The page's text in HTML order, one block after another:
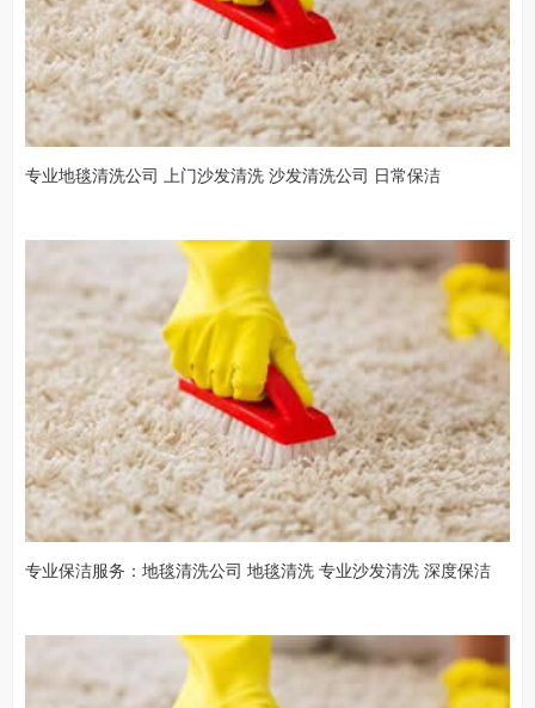
专业地毯清洗公司 上门沙发清洗 沙发清洗公司 日常保洁
专业保洁服务：地毯清洗公司 地毯清洗 专业沙发清洗 深度保洁